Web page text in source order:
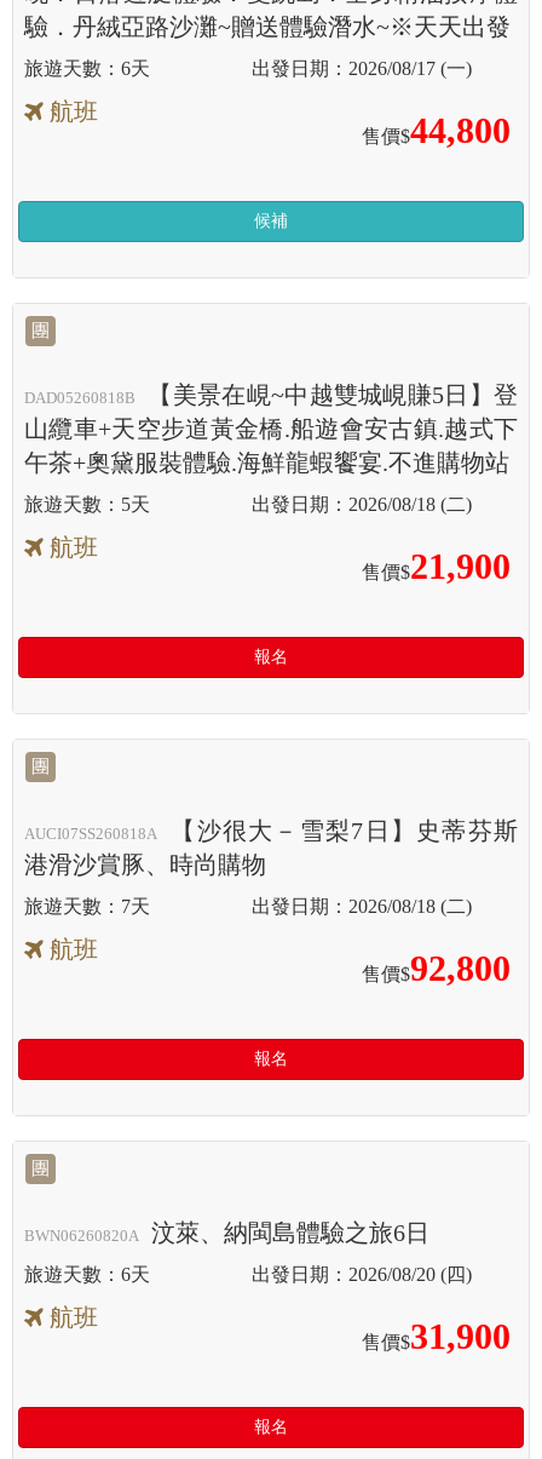
驗．丹絨亞路沙灘~贈送體驗潛水~※天天出發
6天 2026/08/17 (一)
航班
售價$44,800
候補
團
DAD05260818B
【美景在峴~中越雙城峴賺5日】登
山纜車+天空步道黃金橋.船遊會安古鎮.越式下
午茶+奧黛服裝體驗.海鮮龍蝦饗宴.不進購物站
5天 2026/08/18 (二)
航班
售價$21,900
報名
團
AUCI07SS260818A
【沙很大－雪梨7日】史蒂芬斯
港滑沙賞豚、時尚購物
7天 2026/08/18 (二)
航班
售價$92,800
報名
團
BWN06260820A 汶萊、納閩島體驗之旅6日
6天 2026/08/20 (四)
航班
售價$31,900
報名